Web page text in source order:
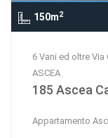
150m2
6 Vani ed oltre Via
ASCEA
185 Ascea
Appartamento